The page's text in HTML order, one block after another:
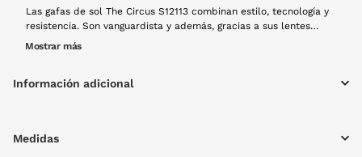
Las gafas de sol The Circus S12113 combinan estilo, tecnología y
resistencia. Son vanguardista y además, gracias a sus lentes
polarizadas te ofrecen una visión más nítida y sin reflejos,
bicolor que le aporta un look único y moderno. Son super
Mostrar más
Información adicional
Medidas